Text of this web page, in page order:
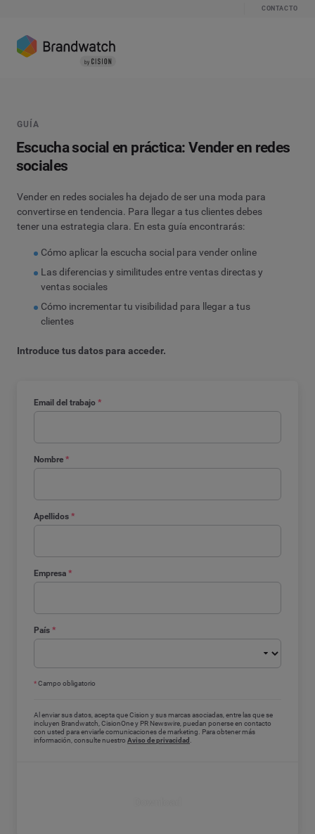
CONTACTO
Email del trabajo *
Nombre *
Apellidos *
Empresa *
País *
*Campo obligatorio
Al enviar sus datos, acepta que Cision y sus marcas asociadas, entre las que se
incluyen Brandwatch, CisionOne y PR Newswire, puedan ponerse en contacto
con usted para enviarle comunicaciones de marketing. Para obtener más
información, consulte nuestro Aviso de privacidad .
GUÍA
Escucha social en práctica: Vender en redes
sociales
Vender en redes sociales ha dejado de ser una moda para
convertirse en tendencia. Para llegar a tus clientes debes
tener una estrategia clara. En esta guía encontrarás:
Cómo aplicar la escucha social para vender online
Las diferencias y similitudes entre ventas directas y
ventas sociales
Cómo incrementar tu visibilidad para llegar a tus
clientes
Introduce tus datos para acceder.